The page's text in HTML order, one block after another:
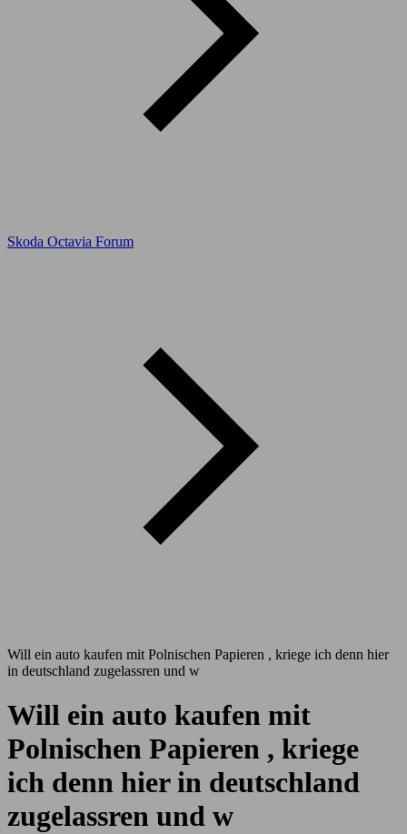
Skoda Octavia Forum
Will ein auto kaufen mit Polnischen Papieren , kriege ich denn hier
in deutschland zugelassren und w
Will ein auto kaufen mit
Polnischen Papieren , kriege
ich denn hier in deutschland
zugelassren und w